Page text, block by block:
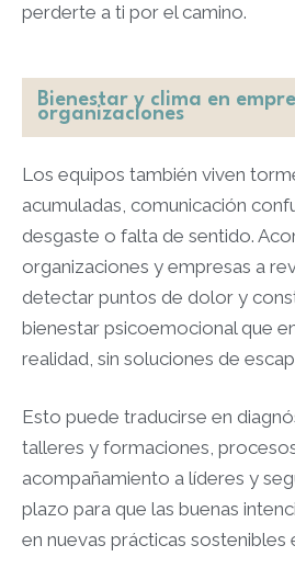
perderte a ti por el camino.​
Bienestar y clima en
organizaciones
Los equipos también viven
acumuladas, comunicación
desgaste o falta de sentido.
organizaciones y empresas a
detectar puntos de dolor y
bienestar psicoemocional que
realidad, sin soluciones de
Esto puede traducirse en
talleres y formaciones,
acompañamiento a líderes y
plazo para que las buenas
en nuevas prácticas sostenibles